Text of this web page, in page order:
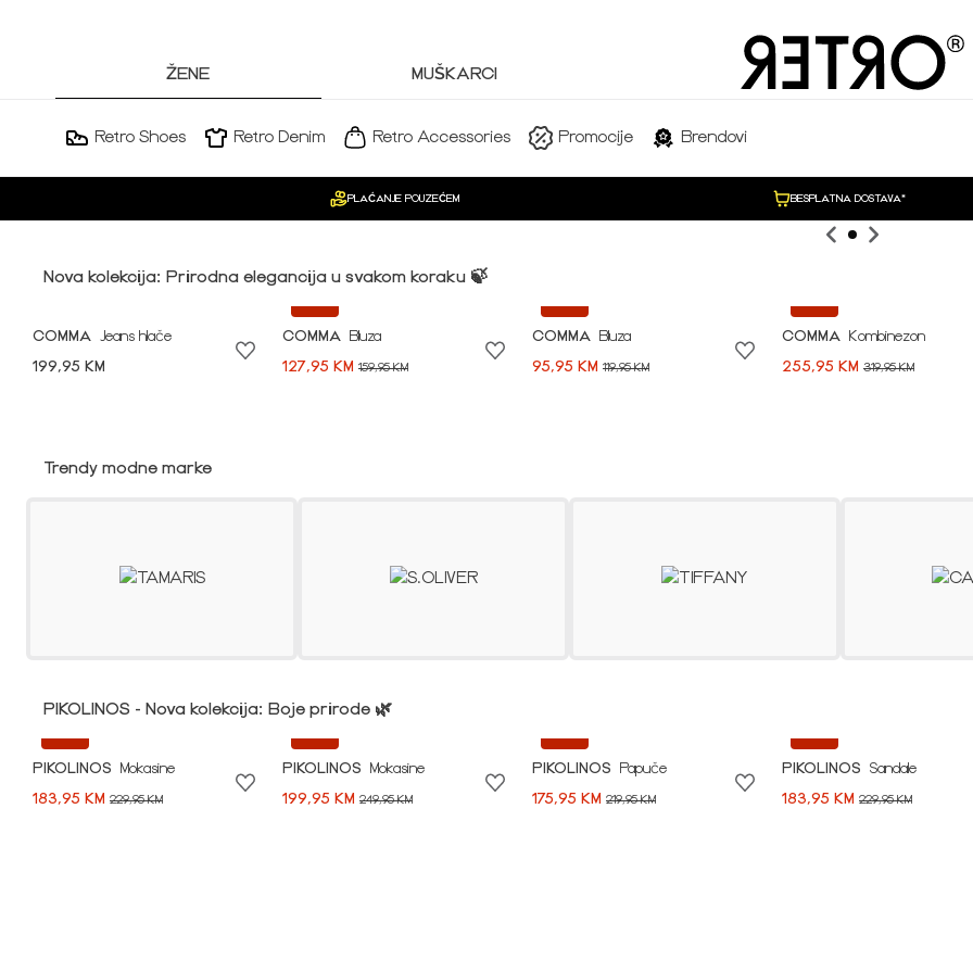
ŽENE MUŠKARCI
Retro Shoes Retro Denim Retro Accessories Promocije Brendovi
PLAĆANJE POUZEĆEM BESPLATNA DOSTAVA*
Nova kolekcija: Prirodna elegancija u svakom koraku 🍃
COMMA Jeans hlače
199,95 KM
COMMA
Bluza
127,95 KM 159,95 KM
COMMA
Bluza
95,95 KM 119,95 KM
COMMA
Kombinezon
255,95 KM 319,95 KM
Trendy modne marke
PIKOLINOS - Nova kolekcija: Boje prirode 🌿
PIKOLINOS
Mokasine
183,95 KM 229,95 KM
PIKOLINOS
Mokasine
199,95 KM 249,95 KM
PIKOLINOS
Papuče
175,95 KM 219,95 KM
PIKOLINOS
Sandale
183,95 KM 229,95 KM